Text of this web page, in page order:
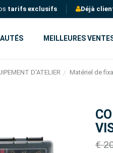
tarifs exclusifs Déjà
MEILLEURES
D'ATELIER Matériel de
€